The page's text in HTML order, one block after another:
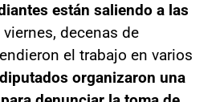
están saliendo a las
viernes, decenas de
el trabajo en varios
organizaron una